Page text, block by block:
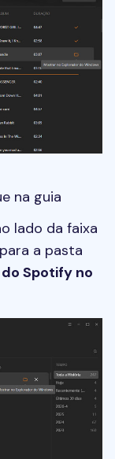
na guia
lado da faixa
a pasta
Spotify no